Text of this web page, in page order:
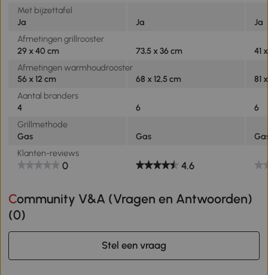
Met bijzettafel
Ja
Ja
Ja
Afmetingen grillrooster
29 x 40 cm
73,5 x 36 cm
41
Afmetingen warmhoudrooster
56 x 12 cm
68 x 12,5 cm
81
Aantal branders
4
6
6
Grillmethode
Gas
Gas
Klanten-reviews
0 4.6
Community V&A (Vragen en Antwoorden)
(0)
Stel een vraag